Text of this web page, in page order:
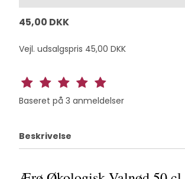
45,00 DKK
Vejl. udsalgspris 45,00 DKK
Baseret på 3 anmeldelser
Beskrivelse